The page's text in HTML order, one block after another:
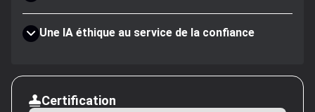
Une IA éthique au service de la confiance
Certification